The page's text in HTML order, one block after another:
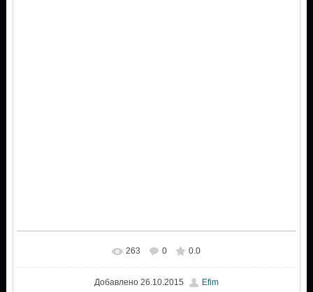
263 0 0.0
Добавлено26.10.2015 Efim